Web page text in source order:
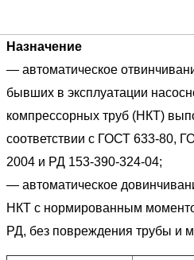
Назначение
— автоматическое
бывших в эксплуатации
компрессорных труб (НКТ)
соответствии с ГОСТ 633-80,
2004 и РД 153-390-324-04;
— автоматическое
НКТ с нормированным
РД, без повреждения трубы и